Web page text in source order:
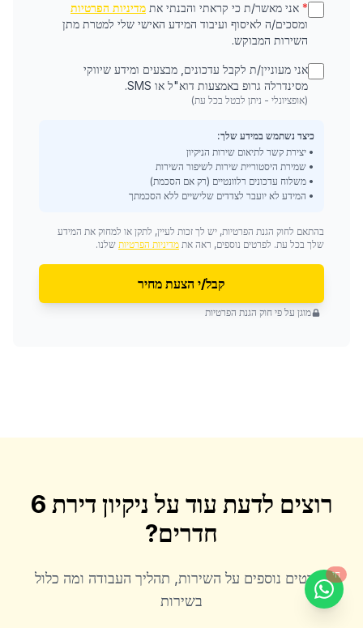
* אני מאשר/ת כי קראתי והבנתי את מדיניות הפרטיות
ומסכים/ה לאיסוף ועיבוד המידע האישי שלי למטרת מתן
השירות המבוקש.
אני מעוניין/ת לקבל עדכונים, מבצעים ומידע שיווקי
מסינדרלה גרופ באמצעות דוא"ל או SMS.
(אופציונלי - ניתן לבטל בכל עת)
כיצד נשתמש במידע שלך:
• יצירת קשר לתיאום שירות הניקיון
• שמירת היסטוריית שירות לשיפור השירות
• משלוח עדכונים רלוונטיים (רק אם הסכמת)
• המידע לא יועבר לצדדים שלישיים ללא הסכמתך
בהתאם לחוק הגנת הפרטיות, יש לך זכות לעיין, לתקן או למחוק את המידע
שלך בכל עת. לפרטים נוספים, ראה את מדיניות הפרטיות שלנו.
קבל/י הצעת מחיר
מוגן על פי חוק הגנת הפרטיות
רוצים לדעת עוד על
ניקיון דירת 6
חדרים?
לפרטים נוספים על השירות, תהליך העבודה ומה כלול
בשירות
חי